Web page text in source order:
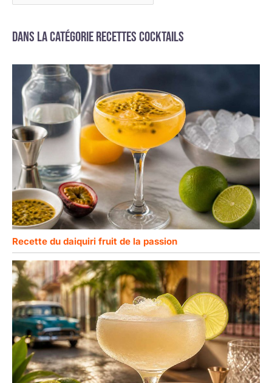
Dans la catégorie Recettes cocktails
Recette du daiquiri fruit de la passion